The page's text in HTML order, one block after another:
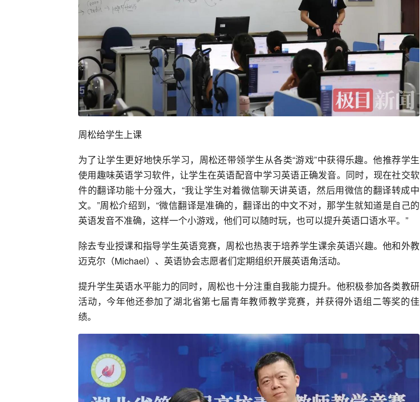
周松给学生上课
为了让学生更好地快乐学习，周松还带领学生从各类“游戏”中获得乐趣。他推荐学生
使用趣味英语学习软件，让学生在英语配音中学习英语正确发音。同时，现在社交软
件的翻译功能十分强大，“我让学生对着微信聊天讲英语，然后用微信的翻译转成中
文。”周松介绍到，“微信翻译是准确的，翻译出的中文不对，那学生就知道是自己的
英语发音不准确，这样一个小游戏，他们可以随时玩，也可以提升英语口语水平。”
除去专业授课和指导学生英语竞赛，周松也热衷于培养学生课余英语兴趣。他和外教
迈克尔（Michael）、英语协会志愿者们定期组织开展英语角活动。
提升学生英语水平能力的同时，周松也十分注重自我能力提升。他积极参加各类教研
活动，今年他还参加了湖北省第七届青年教师教学竞赛，并获得外语组二等奖的佳
绩。